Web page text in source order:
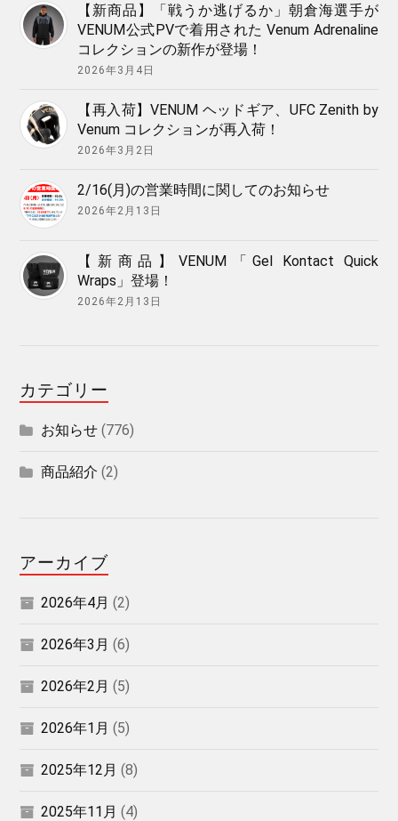
【新商品】「戦うか逃げるか」朝倉海選手が
VENUM公式PVで着用された Venum Adrenaline
コレクションの新作が登場！
2026年3月4日
【再入荷】VENUM ヘッドギア、UFC Zenith by
Venum コレクションが再入荷！
2026年3月2日
2/16(月)の営業時間に関してのお知らせ
2026年2月13日
【新商品】VENUM「Gel Kontact Quick
Wraps」登場！
2026年2月13日
カテゴリー
お知らせ (776)
商品紹介 (2)
アーカイブ
2026年4月 (2)
2026年3月 (6)
2026年2月 (5)
2026年1月 (5)
2025年12月 (8)
2025年11月 (4)